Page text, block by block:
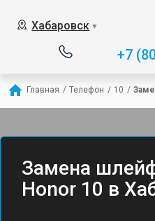
Хабаровск ▼
+7
Главная / Телефон / 10 /
Замена
Honor 10 в